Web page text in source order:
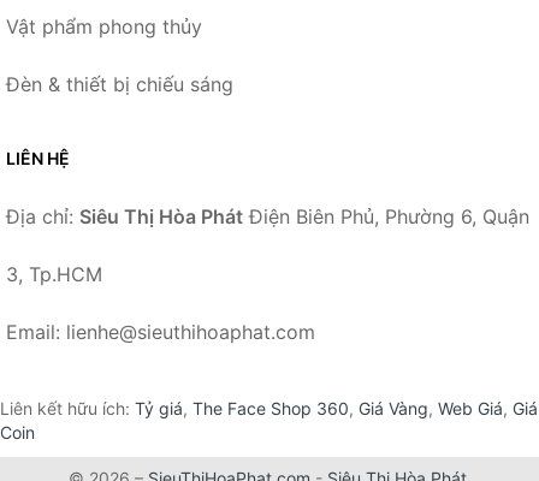
Vật phẩm phong thủy
Đèn & thiết bị chiếu sáng
LIÊN HỆ
Địa chỉ: Siêu Thị Hòa Phát Điện Biên Phủ, Phường 6, Quận
3, Tp.HCM
Email: lienhe@sieuthihoaphat.com
Liên kết hữu ích: Tỷ giá, The Face Shop 360, Giá Vàng, Web Giá, Giá
Coin